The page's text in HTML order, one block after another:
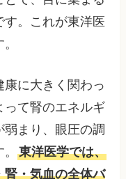
。これが東洋医
康に大きく関わっ
って腎のエネルギ
まり、眼圧の調
。東洋医学では、
腎・気血の全体バ